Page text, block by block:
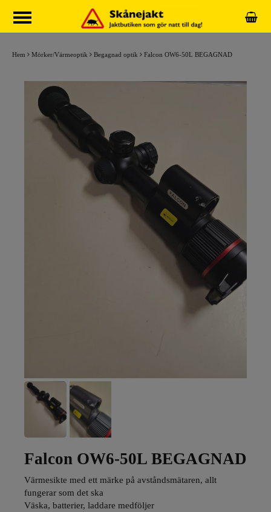
Hem Mörker/Värmeoptik Begagnad optik Falcon OW6-50L BEGAGNAD
Falcon OW6-50L BEGAGNAD
Värmesikte med ett märke på avståndsmätaren, allt
fungerar som det ska
Väska, batterier, laddare medföljer